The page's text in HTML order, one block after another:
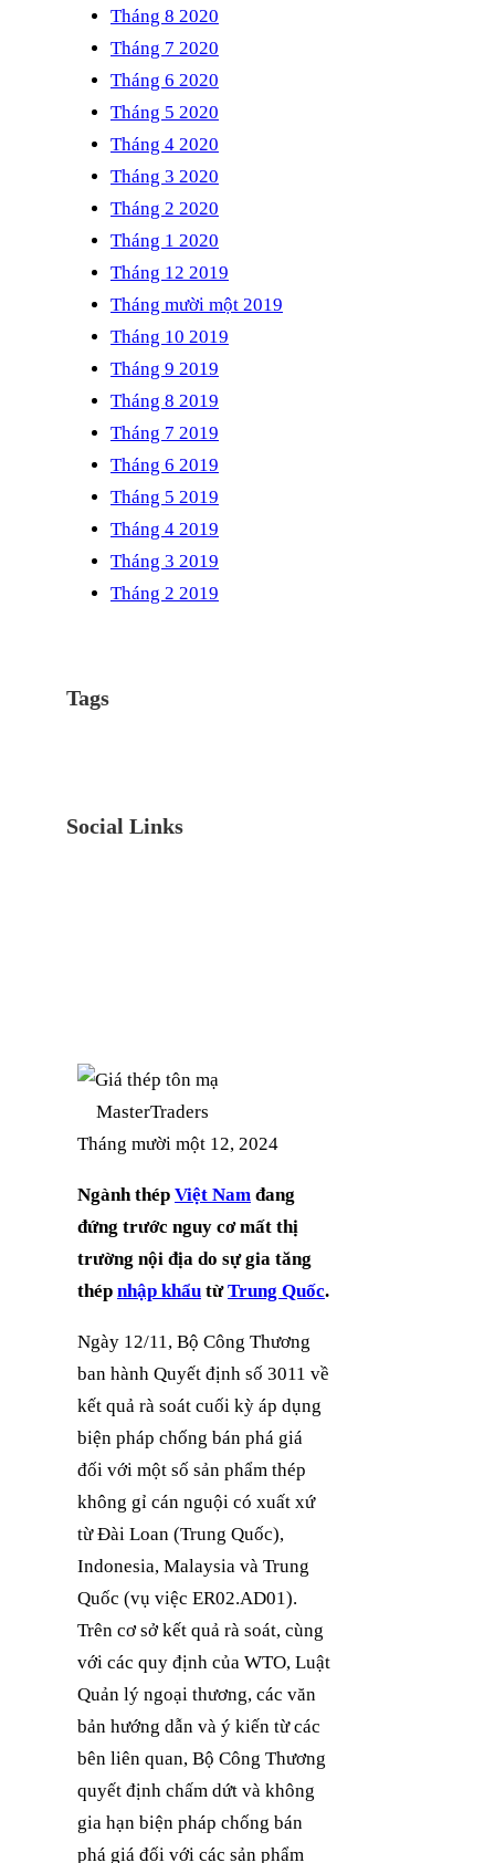
Tháng 8 2020
Tháng 7 2020
Tháng 6 2020
Tháng 5 2020
Tháng 4 2020
Tháng 3 2020
Tháng 2 2020
Tháng 1 2020
Tháng 12 2019
Tháng mười một 2019
Tháng 10 2019
Tháng 9 2019
Tháng 8 2019
Tháng 7 2019
Tháng 6 2019
Tháng 5 2019
Tháng 4 2019
Tháng 3 2019
Tháng 2 2019
Tags
Social Links
MasterTraders
Tháng mười một 12, 2024
Ngành thép Việt Nam đang
đứng trước nguy cơ mất thị
trường nội địa do sự gia tăng
thép nhập khẩu từTrung Quốc.
Ngày 12/11, Bộ Công Thương
ban hành Quyết định số 3011 về
kết quả rà soát cuối kỳ áp dụng
biện pháp chống bán phá giá
đối với một số sản phẩm thép
không gỉ cán nguội có xuất xứ
từ Đài Loan (Trung Quốc),
Indonesia, Malaysia và Trung
Quốc (vụ việc ER02.AD01).
Trên cơ sở kết quả rà soát, cùng
với các quy định của WTO, Luật
Quản lý ngoại thương, các văn
bản hướng dẫn và ý kiến từ các
bên liên quan, Bộ Công Thương
quyết định chấm dứt và không
gia hạn biện pháp chống bán
phá giá đối với các sản phẩm